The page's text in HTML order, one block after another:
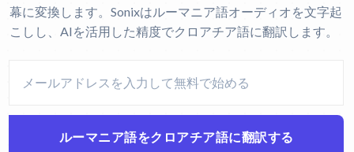
幕に変換します。Sonixはルーマニア語オーディオを文字起
こしし、AIを活用した精度でクロアチア語に翻訳します。
ルーマニア語をクロアチア語に翻訳する